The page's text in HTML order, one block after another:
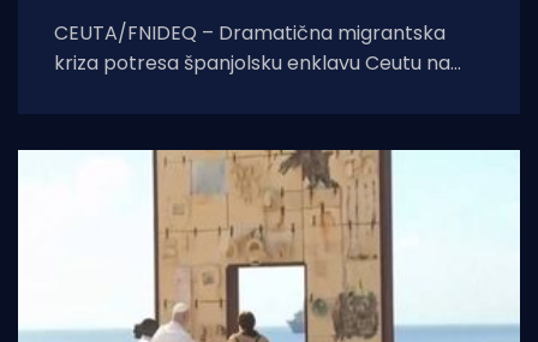
CEUTA/FNIDEQ – Dramatična migrantska
kriza potresa španjolsku enklavu Ceutu na